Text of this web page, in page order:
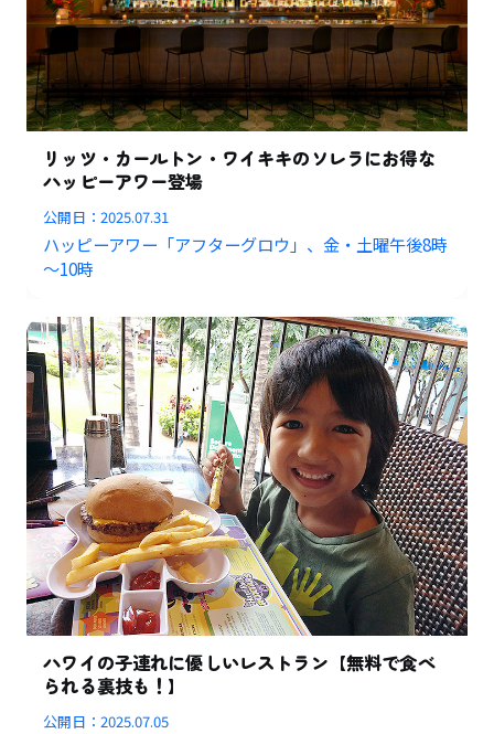
リッツ・カールトン・ワイキキのソレラにお得な
ハッピーアワー登場
公開日：2025.07.31
ハッピーアワー「アフターグロウ」、金・土曜午後8時
～10時
ハワイの子連れに優しいレストラン【無料で食べ
られる裏技も！】
公開日：2025.07.05